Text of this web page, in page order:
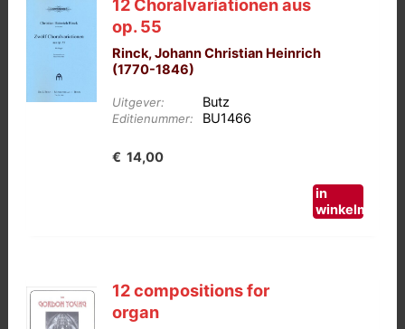
12 Choralvariationen aus
op. 55
Rinck, Johann Christian Heinrich
(1770-1846)
Uitgever: Butz
Editienummer: BU1466
€ 14,00
in
winkelmand
12 compositions for
organ